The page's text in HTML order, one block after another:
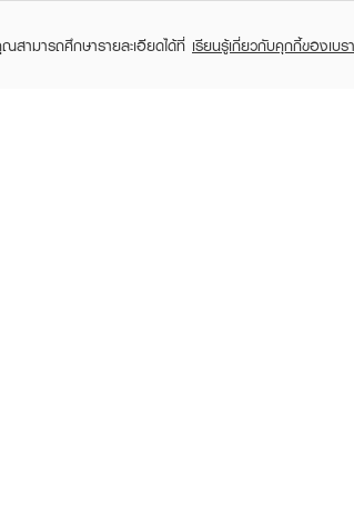
สามารถศึกษารายละเอียดได้ที่ เรียนรู้เกี่ยวกับคุกกี้ของเบร